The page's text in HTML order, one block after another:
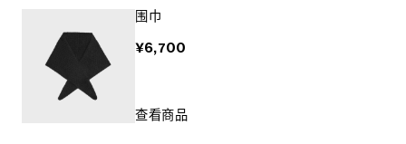
围巾
¥6,700
查看商品